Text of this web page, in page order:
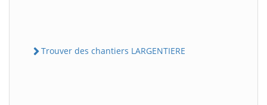
Trouver des chantiers LARGENTIERE